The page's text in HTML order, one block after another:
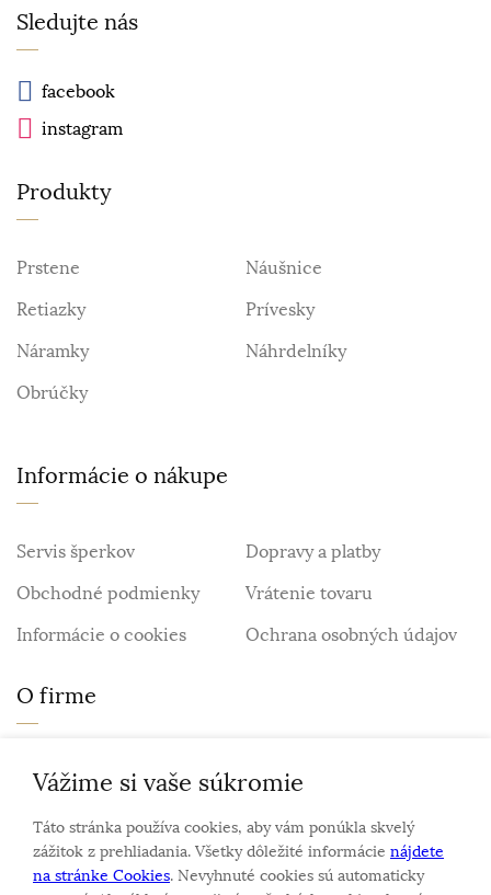
Sledujte nás
facebook
instagram
Produkty
Prstene
Náušnice
Retiazky
Prívesky
Náramky
Náhrdelníky
Obrúčky
Informácie o nákupe
Servis šperkov
Dopravy a platby
Obchodné podmienky
Vrátenie tovaru
Informácie o cookies
Ochrana osobných údajov
O firme
Personalizovaný šperk
O nás
Vážime si vaše súkromie
Táto stránka používa cookies, aby vám ponúkla skvelý
zážitok z prehliadania. Všetky dôležité informácie nájdete
na stránke Cookies. Nevyhnuté cookies sú automaticky